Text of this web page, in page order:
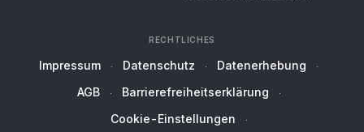
RECHTLICHES
Impressum Datenschutz
Datenerhebung
AGB
Barrierefreiheitserklärung
Cookie-Einstellungen